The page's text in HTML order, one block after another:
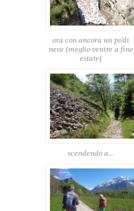
ora con ancora un po’di
neve (meglio venire a fine
estate)
scendendo a…